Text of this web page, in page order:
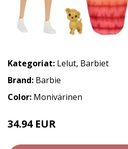
Kategoriat: Lelut, Barbiet
Brand: Barbie
Color: Monivärinen
34.94 EUR